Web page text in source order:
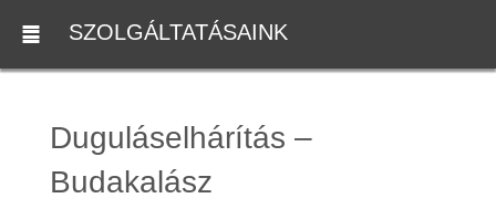
SZOLGÁLTATÁSAINK
Duguláselhárítás –
Budakalász